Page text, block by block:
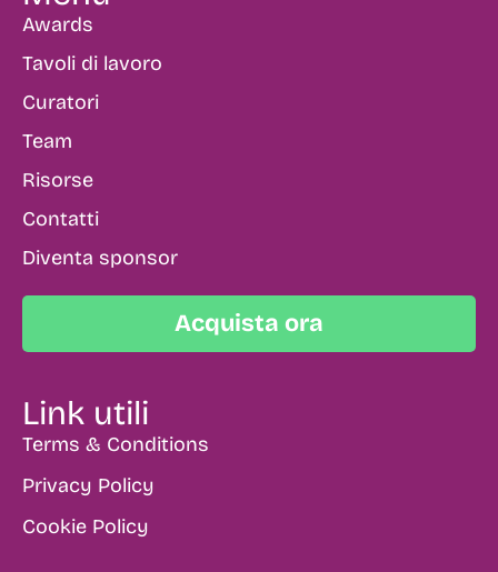
Awards
Tavoli di lavoro
Curatori
Team
Risorse
Contatti
Diventa sponsor
Acquista ora
Link utili
Terms & Conditions
Privacy Policy
Cookie Policy